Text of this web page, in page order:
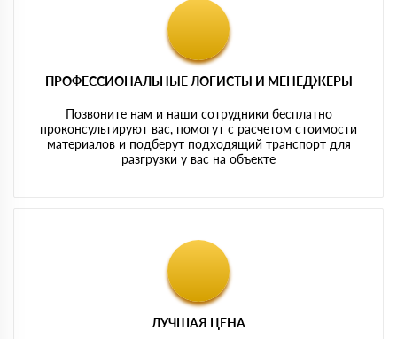
ПРОФЕССИОНАЛЬНЫЕ ЛОГИСТЫ И МЕНЕДЖЕРЫ
Позвоните нам и наши сотрудники бесплатно
проконсультируют вас, помогут с расчетом стоимости
материалов и подберут подходящий транспорт для
разгрузки у вас на объекте
ЛУЧШАЯ ЦЕНА